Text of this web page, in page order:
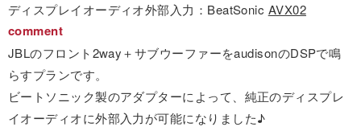
ディスプレイオーディオ外部入力：BeatSonic AVX02
comment
JBLのフロント2way＋サブウーファーをaudisonのDSPで鳴
らすプランです。
ビートソニック製のアダプターによって、純正のディスプレ
イオーディオに外部入力が可能になりました♪